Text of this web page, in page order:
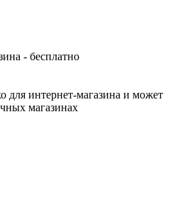
- бесплатно
для интернет-магазина и может
магазинах